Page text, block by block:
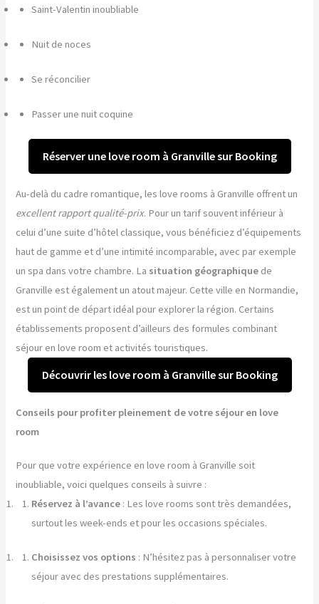
Saint-Valentin inoubliable
Nuit de noces
Se réconcilier
Passer une nuit coquine
Réserver une love room à Granville sur Booking
Au-delà du cadre romantique, les love rooms à Granville offrent un
excellent rapport qualité-prix. Pour un tarif souvent inférieur à
celui d’une suite d’hôtel classique, vous bénéficiez d’équipements
haut de gamme et d’une intimité incomparable, avec par exemple
un spa dans votre chambre. La situation géographique de
Granville est également un atout majeur. Cette ville en Normandie,
est un point de départ idéal pour explorer la région. Certains
établissements proposent d’ailleurs des formules combinant
séjour en love room et activités touristiques.
Découvrir les love room à Granville sur Booking
Conseils pour profiter pleinement de votre séjour en love
room
Pour que votre expérience en love room à Granville soit
inoubliable, voici quelques conseils à suivre :
Réservez à l’avance : Les love rooms sont très demandées,
surtout les week-ends et pour les occasions spéciales.
Choisissez vos options : N’hésitez pas à personnaliser votre
séjour avec des prestations supplémentaires.